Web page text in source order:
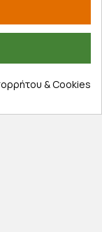
& Cookies